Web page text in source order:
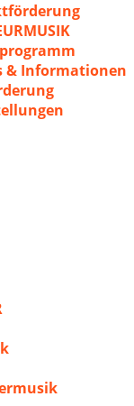
& Informationen